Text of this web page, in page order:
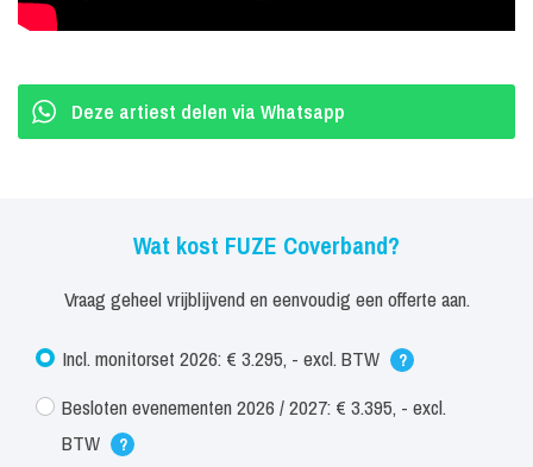
Deze artiest delen via Whatsapp
Wat kost FUZE Coverband?
Vraag geheel vrijblijvend en eenvoudig een offerte aan.
Incl. monitorset 2026: € 3.295, - excl. BTW ?
Besloten evenementen 2026 / 2027: € 3.395, - excl.
BTW
?